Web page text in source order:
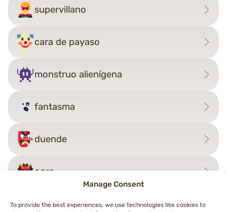
Manage Consent
To provide the best experiences, we use technologies like cookies to
supervillano
cara de payaso
monstruo alienígena
fantasma
duende
ogro